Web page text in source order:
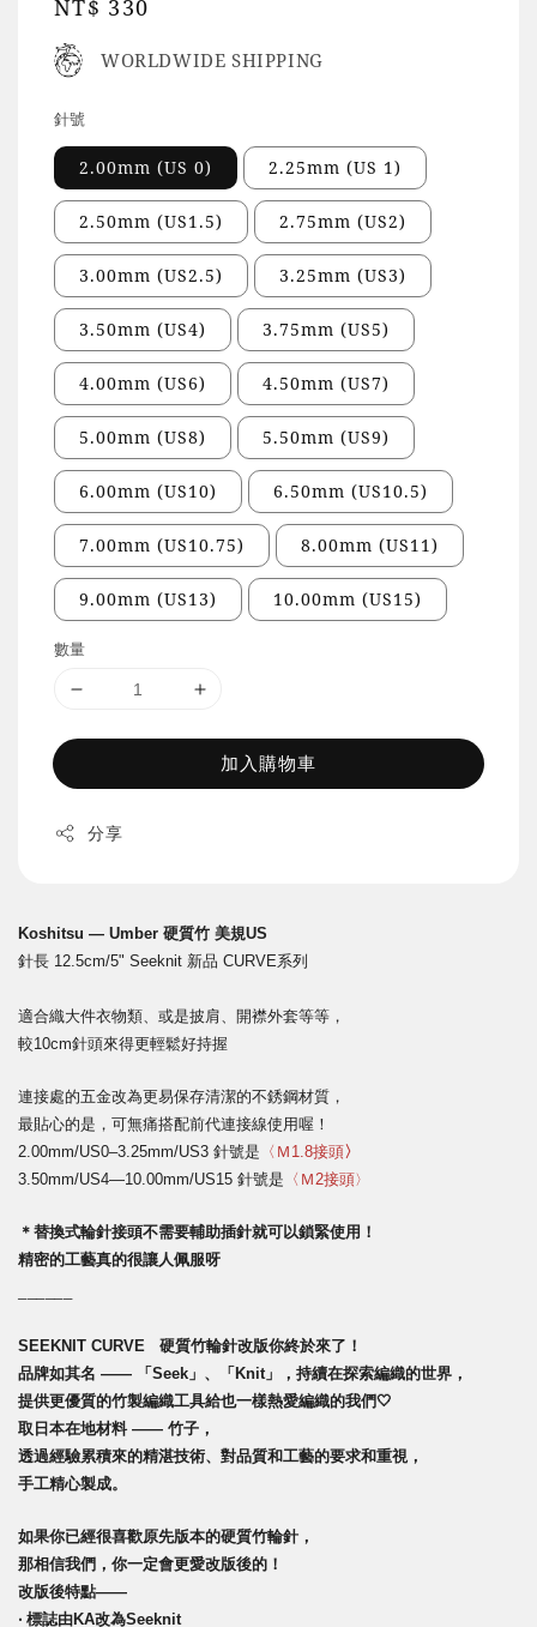
Regular
price
NT$ 330
WORLDWIDE SHIPPING
針號
2.00mm (US 0) 2.25mm (US 1)
2.50mm (US1.5) 2.75mm (US2)
3.00mm (US2.5) 3.25mm (US3)
3.50mm (US4) 3.75mm (US5)
4.00mm (US6) 4.50mm (US7)
5.00mm (US8) 5.50mm (US9)
6.00mm (US10) 6.50mm (US10.5)
7.00mm (US10.75) 8.00mm (US11)
9.00mm (US13) 10.00mm (US15)
數量
加入購物車
分享
Koshitsu — Umber 硬質竹 美規US
針長 12.5cm/5" Seeknit 新品 CURVE系列
適合織大件衣物類、或是披肩、開襟外套等等，
較10cm針頭來得更輕鬆好持握
連接處的五金改為更易保存清潔的不銹鋼材質，
最貼心的是，可無痛搭配前代連接線使用喔！
2.00mm/US0–3.25mm/US3 針號是 〈 Ｍ1.8接頭〉
3.50mm/US4—10.00mm/US15 針號是 〈 Ｍ2接頭〉
＊替換式輪針接頭不需要輔助插針就可以鎖緊使用！
精密的工藝真的很讓人佩服呀
SEEKNIT CURVE   硬質竹輪針改版你終於來了！
品牌如其名 —— 「Seek」、「Knit」，持續在探索編織的世界，
提供更優質的竹製編織工具給也一樣熱愛編織的我們🤍
取日本在地材料 —— 竹子，
透過經驗累積來的精湛技術、對品質和工藝的要求和重視，
手工精心製成。
如果你已經很喜歡原先版本的硬質竹輪針，
那相信我們，你一定會更愛改版後的！
改版後特點——
‧ 標誌由KA改為Seeknit